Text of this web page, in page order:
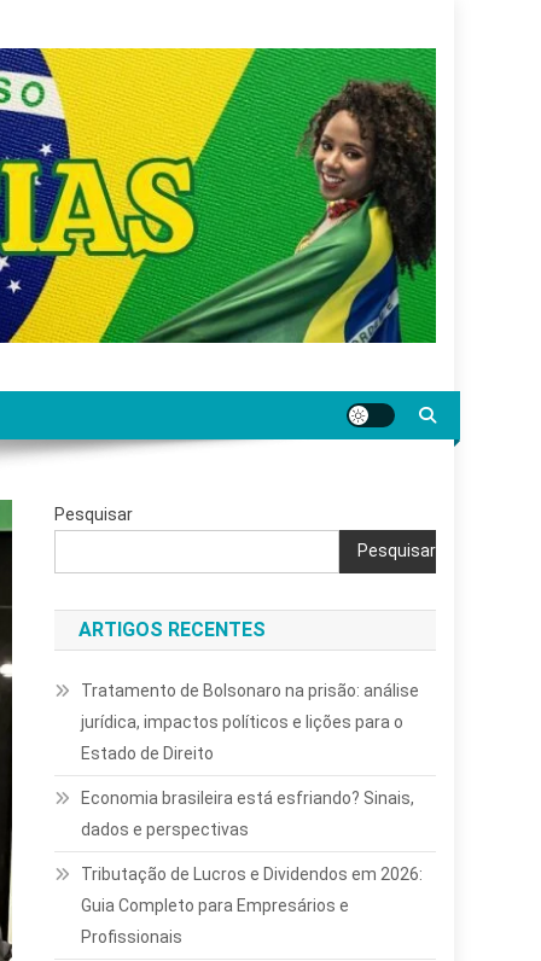
Pesquisar
Pesquisar
ARTIGOS RECENTES
Tratamento de Bolsonaro na prisão: análise
jurídica, impactos políticos e lições para o
Estado de Direito
Economia brasileira está esfriando? Sinais,
dados e perspectivas
Tributação de Lucros e Dividendos em 2026:
Guia Completo para Empresários e
Profissionais